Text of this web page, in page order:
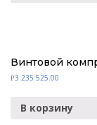
Винтовой
Р3 235 525.00
В корзину